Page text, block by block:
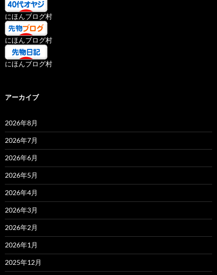
にほんブログ村
にほんブログ村
にほんブログ村
アーカイブ
2026年8月
2026年7月
2026年6月
2026年5月
2026年4月
2026年3月
2026年2月
2026年1月
2025年12月